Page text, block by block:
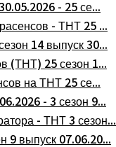
- 25 се...
- ТНТ 25 ...
14 выпуск 30...
(ТНТ) 25 сезон 1...
на ТНТ 25 се...
- 3 сезон 9...
- ТНТ 3 сезон...
9 выпуск 07.06.20...